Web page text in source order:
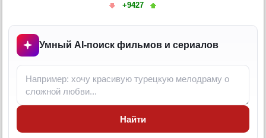
+9427
Умный AI-поиск фильмов и сериалов
Найти